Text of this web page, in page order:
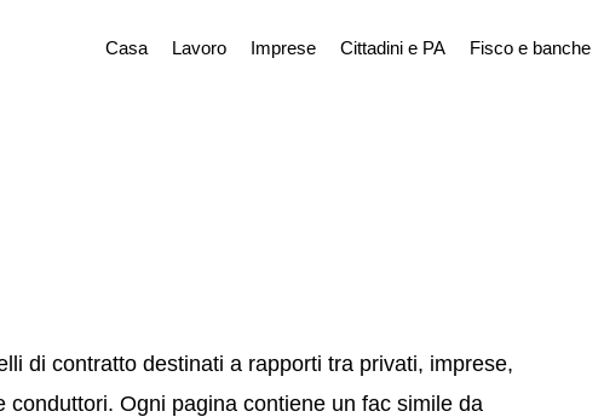
Casa Lavoro Imprese Cittadini e PA Fisco e banche
di contratto destinati a rapporti tra privati, imprese,
conduttori. Ogni pagina contiene un fac simile da